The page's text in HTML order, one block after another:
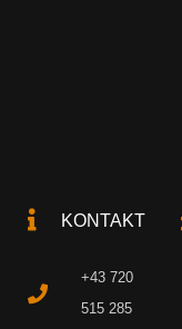
KONTAKT
+43 720
515 285